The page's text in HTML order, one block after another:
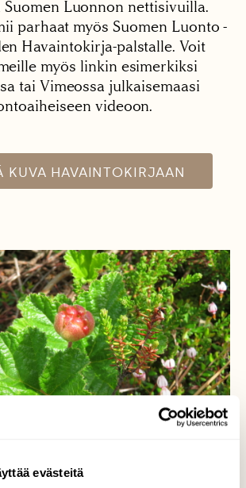
evästeitä
Suomen Luonnon nettisivuilla.
parhaat myös Suomen Luonto -
Havaintokirja-palstalle. Voit
myös linkin esimerkiksi
tai Vimeossa julkaisemaasi
videoon.
KUVA HAVAINTOKIRJAAN